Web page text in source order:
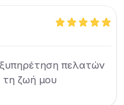
πελατών
τη ζωή μου